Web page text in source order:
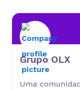
Grupo OLX
Uma